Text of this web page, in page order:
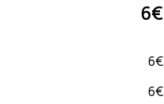
6€
6€
6€